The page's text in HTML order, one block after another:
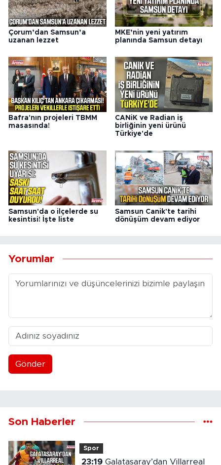
Çorum’dan Samsun’a
uzanan lezzet
MKE’nin yeni yatırım
planında Samsun detayı
Bafra'nın projeleri TBMM
masasında!
CANiK ve Radian iş
birliğinin yeni ürünü
Türkiye'de
Samsun'da o ilçelerde su
kesintisi! İşte liste
Samsun Canik'te tarihi
dönüşüm devam ediyor
Yorumlar
Gönder
Son Haberler
Spor
23:19Galatasaray’dan Villarreal